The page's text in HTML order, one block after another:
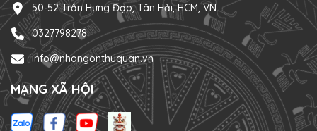
50-52 Trần Hưng Đạo, Tân Hải, HCM, VN
0327798278
info@nhangonthuquan.vn
MẠNG XÃ HỘI